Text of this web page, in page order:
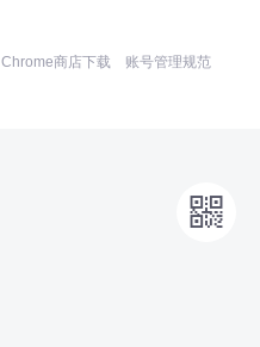

Chrome商店下载
账号管理规范